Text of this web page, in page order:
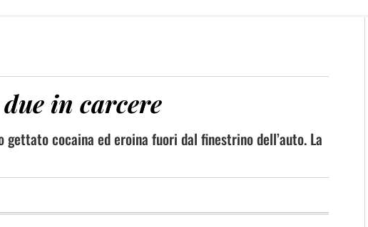
in carcere
cocaina ed eroina fuori dal finestrino dell’auto. La